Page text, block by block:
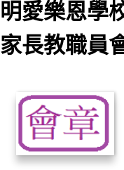
明愛樂恩學
家長教職員